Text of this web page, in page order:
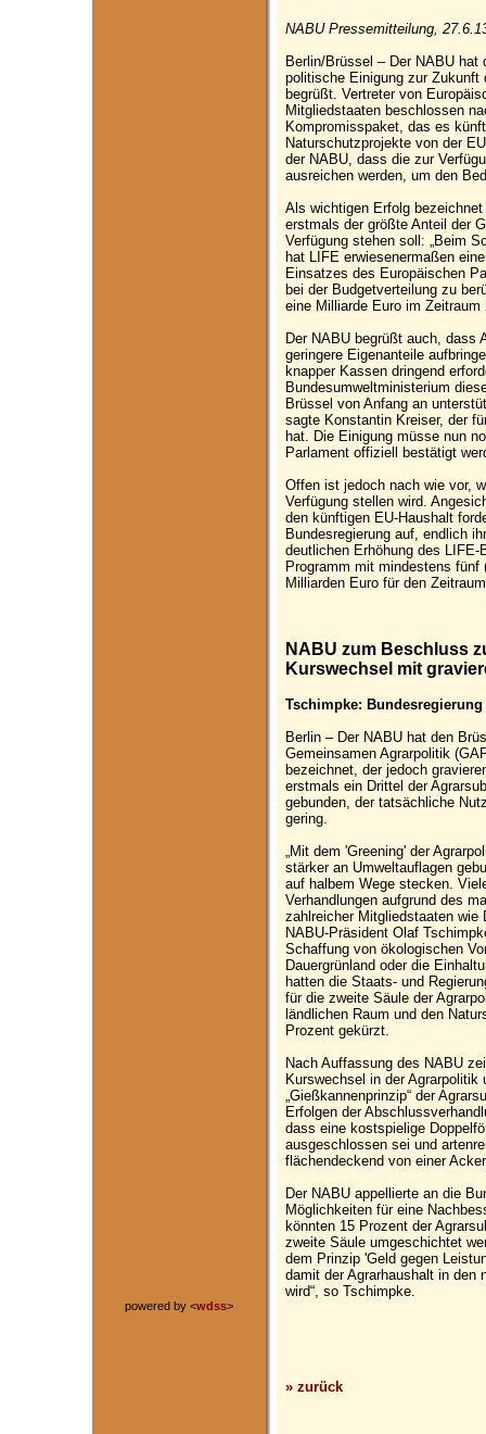
powered by <wdss>
NABU Pressemitteilung,
Berlin/Brüssel – Der NABU
politische Einigung zur Zukunft
begrüßt. Vertreter von
Mitgliedstaaten beschlossen
Kompromisspaket, das es
Naturschutzprojekte von der
der NABU, dass die zur
ausreichen werden, um den
Als wichtigen Erfolg
erstmals der größte Anteil der
Verfügung stehen soll: „Beim
hat LIFE erwiesenermaßen
Einsatzes des Europäischen
bei der Budgetverteilung zu
eine Milliarde Euro im
Der NABU begrüßt auch, dass
geringere Eigenanteile
knapper Kassen dringend
Bundesumweltministerium
Brüssel von Anfang an
sagte Konstantin Kreiser, der
hat. Die Einigung müsse nun
Parlament offiziell bestätigt
Offen ist jedoch nach wie vor,
Verfügung stellen wird.
den künftigen EU-Haushalt
Bundesregierung auf, endlich
deutlichen Erhöhung des
Programm mit mindestens
Milliarden Euro für den
NABU zum Beschluss
Kurswechsel mit
Tschimpke:
Berlin – Der NABU hat den
Gemeinsamen Agrarpolitik
bezeichnet, der jedoch
erstmals ein Drittel der
gebunden, der tatsächliche
gering.
„Mit dem 'Greening' der
stärker an Umweltauflagen
auf halbem Wege stecken.
Verhandlungen aufgrund des
zahlreicher Mitgliedstaaten wie
NABU-Präsident Olaf
Schaffung von ökologischen
Dauergrünland oder die
hatten die Staats- und
für die zweite Säule der
ländlichen Raum und den
Prozent gekürzt.
Nach Auffassung des NABU
Kurswechsel in der
„Gießkannenprinzip“ der
Erfolgen der
dass eine kostspielige
ausgeschlossen sei und
flächendeckend von einer
Der NABU appellierte an die
Möglichkeiten für eine
könnten 15 Prozent der
zweite Säule umgeschichtet
dem Prinzip 'Geld gegen
damit der Agrarhaushalt in den
wird“, so Tschimpke.
» zurück